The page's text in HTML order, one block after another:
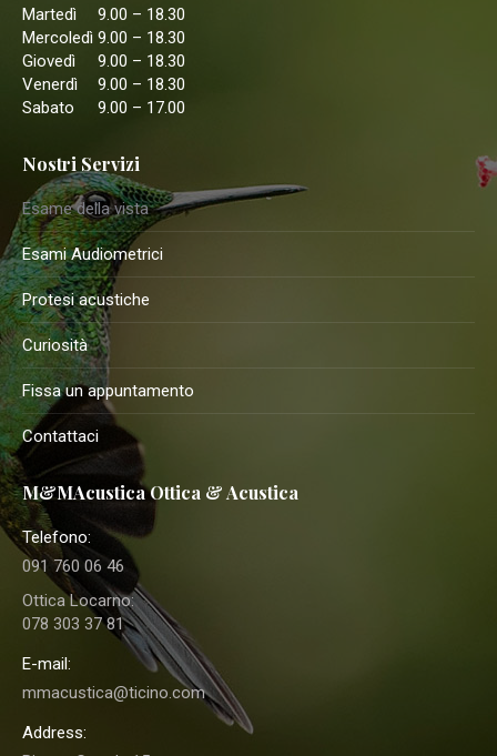
Martedì
9.00 – 18.30
Mercoledì 9.00 – 18.30
Giovedì
9.00 – 18.30
Venerdì
9.00 – 18.30
Sabato
9.00 – 17.00
Nostri Servizi
Esame della vista
Esami Audiometrici
Protesi acustiche
Curiosità
Fissa un appuntamento
Contattaci
M&MAcustica Ottica & Acustica
Telefono:
091 760 06 46
Ottica Locarno:
078 303 37 81
E-mail:
mmacustica@ticino.com
Address: